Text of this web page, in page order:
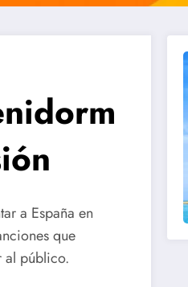
a España en
que
al público.